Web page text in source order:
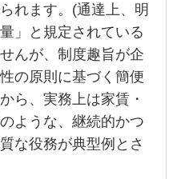
れます。(通達上、明
」と規定されている
んが、制度趣旨が企
の原則に基づく簡便
ら、実務上は家賃・
ような、継続的かつ
な役務が典型例とさ